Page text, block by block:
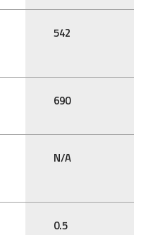
542
690
N/A
0.5